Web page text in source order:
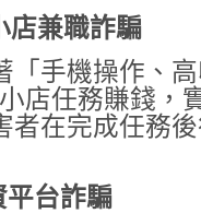
店兼職詐騙
「手機操作、
小店任務賺錢，
者在完成任務
平台詐騙